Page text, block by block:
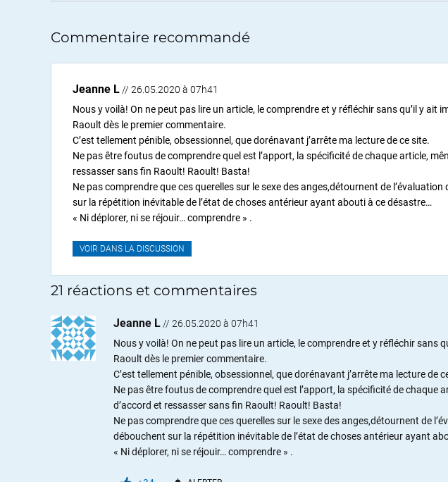
Commentaire recommandé
Jeanne L // 26.05.2020 à 07h41
Nous y voilà! On ne peut pas lire un article, le comprendre et y réfléchir sans qu’il y ait
Raoult dès le premier commentaire.
C’est tellement pénible, obsessionnel, que dorénavant j’arrête ma lecture de ce site.
Ne pas être foutus de comprendre quel est l’apport, la spécificité de chaque article,
ressasser sans fin Raoult! Raoult! Basta!
Ne pas comprendre que ces querelles sur le sexe des anges,détournent de
sur la répétition inévitable de l’état de choses antérieur ayant abouti à ce désastre…
« Ni déplorer, ni se réjouir… comprendre » .
VOIR DANS LA DISCUSSION
21 réactions et commentaires
Jeanne L // 26.05.2020 à 07h41
Nous y voilà! On ne peut pas lire un article, le comprendre et y réfléchir sans
Raoult dès le premier commentaire.
C’est tellement pénible, obsessionnel, que dorénavant j’arrête ma lecture de
Ne pas être foutus de comprendre quel est l’apport, la spécificité de chaque
d’accord et ressasser sans fin Raoult! Raoult! Basta!
Ne pas comprendre que ces querelles sur le sexe des anges,détournent de
débouchent sur la répétition inévitable de l’état de choses antérieur ayant
« Ni déplorer, ni se réjouir… comprendre » .